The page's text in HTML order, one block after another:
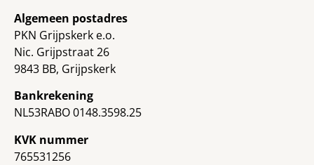
Algemeen postadres
PKN Grijpskerk e.o.
Nic. Grijpstraat 26
9843 BB, Grijpskerk
Bankrekening
NL53RABO 0148.3598.25
KVK nummer
765531256